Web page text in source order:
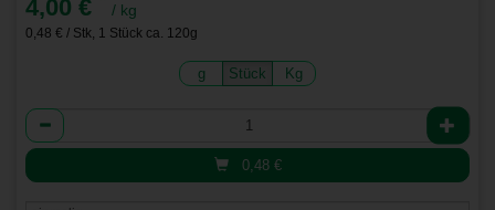
4,00 € / kg
0,48 € / Stk, 1 Stück ca. 120g
g Stück Kg
Anzahl
0,48 €